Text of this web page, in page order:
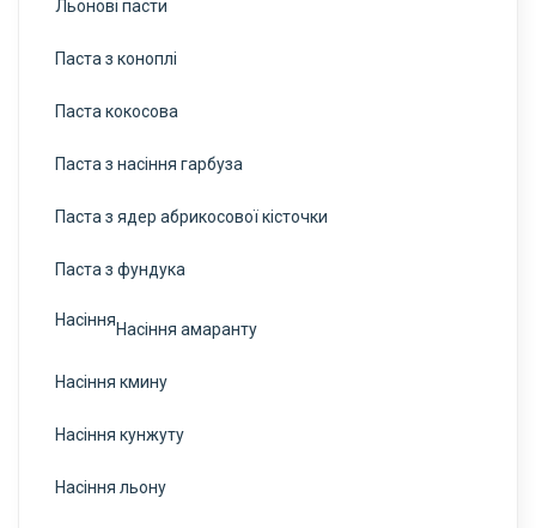
Льонові пасти
Паста з коноплі
Паста кокосова
Паста з насіння гарбуза
Паста з ядер абрикосової кісточки
Паста з фундука
НасінняНасіння амаранту
Насіння кмину
Насіння кунжуту
Насіння льону